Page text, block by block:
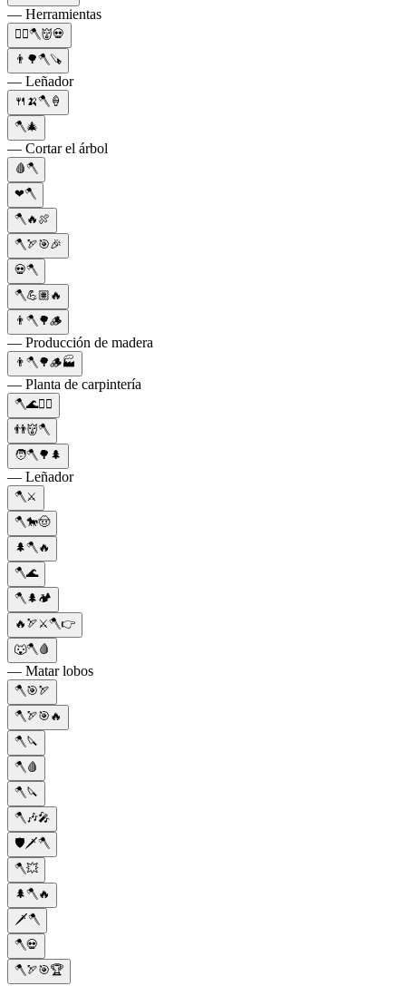
— Herramientas
🏃‍♂️🪓👹💀
👨🌳🪓🪚
— Leñador
🍴🍌🪓🍦
🪓🎄
— Cortar el árbol
🩸🪓
❤🪓
🪓🔥🍖
🪓🏹🎯🎉
💀🪓
🪓💪🏽🔥
👨🪓🌳🪵
— Producción de madera
👨🪓🌳🪵🏭
— Planta de carpintería
🪓🌊🚣‍♂️
👬👹🪓
🧑🪓🌳🌲
— Leñador
🪓⚔️
🪓🐎🤠
🌲🪓🔥
🪓🌊
🪓🌲🏕️
🔥🏹⚔️🪓👉
🐺🪓🩸
— Matar lobos
🪓🎯🏹
🪓🏹🎯🔥
🪓🔪
🪓🩸
🪓🔪
🪓🎶🎤
🛡️🗡️🪓
🪓💥
🌲🪓🔥
🗡️🪓
🪓💀
🪓🏹🎯🏆